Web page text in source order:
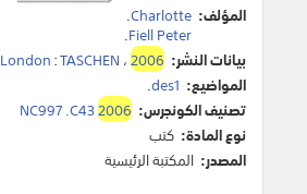
المؤلف: Charlotte
.
Fiell Peter
.
بيانات النشر:
London:TASCHEN ،2006
المواضيع: des1
.
تصنيف الكونجرس:
NC997 .C432006
نوع المادة: كتب
المصدر: المكتبة الرئيسية